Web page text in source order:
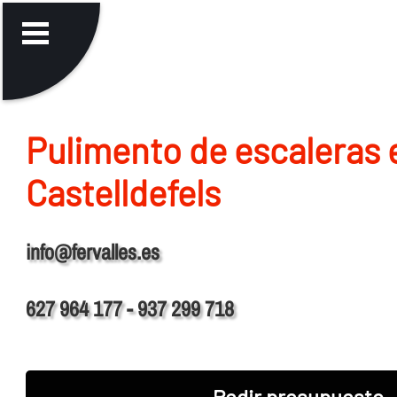
Pulimento de escaleras
Castelldefels
info@fervalles.es
627 964 177 - 937 299 718